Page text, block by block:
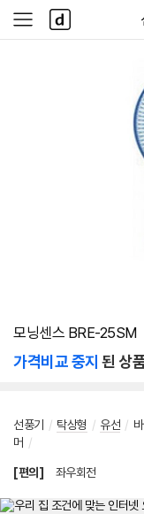
사
이
다
나
와
모닝센스 BRE-25SM
가격비교 중지 된 상
선풍기 / 탁상형 / 유선 /
머 /
[편의] 좌우회전